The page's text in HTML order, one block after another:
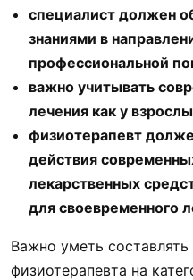
специалист должен
знаниями в
профессиональной
важно учитывать
лечения как у
физиотерапевт
действия
лекарственных
для своевременного
Важно уметь составлять
физиотерапевта на